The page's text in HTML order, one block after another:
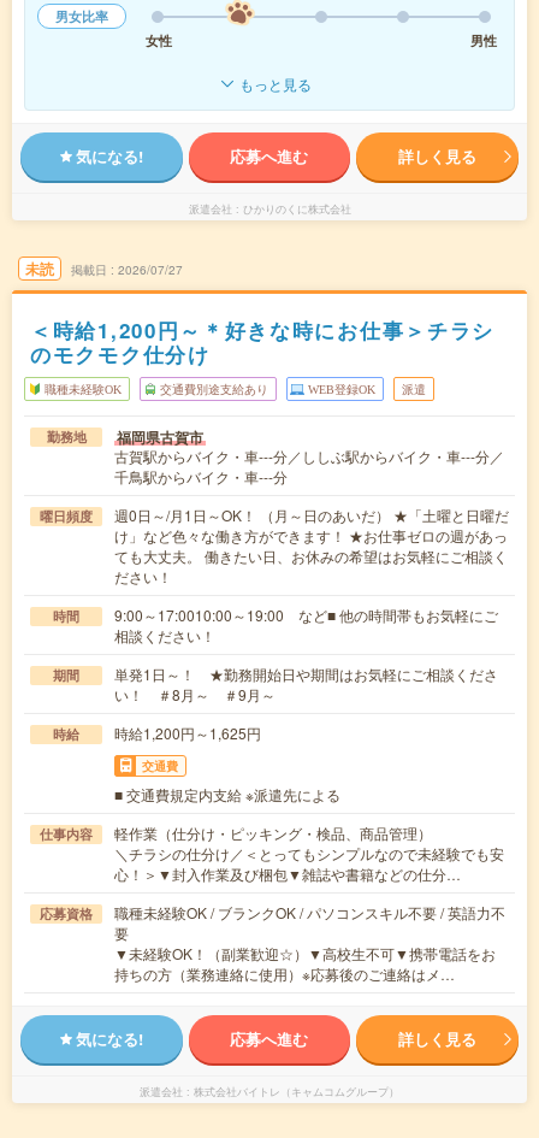
男女比率
女性
男性
もっと見る
気になる! 応募へ進む 詳しく見る
派遣会社 ひかりのくに株式会社
未読 掲載日 2026/07/27
＜時給1,200円～＊好きな時にお仕事＞チラシ
のモクモク仕分け
職種未経験OK 交通費別途支給あり WEB登録OK 派遣
勤務地 福岡県古賀市
古賀駅からバイク・車---分／ししぶ駅からバイク・車---分／
千鳥駅からバイク・車---分
曜日頻度
週0日～/月1日～OK！ （月～日のあいだ） ★「土曜と日曜だ
け」など色々な働き方ができます！ ★お仕事ゼロの週があっ
ても大丈夫。 働きたい日、お休みの希望はお気軽にご相談く
ださい！
時間
9:00～17:0010:00～19:00 など■ 他の時間帯もお気軽にご
相談ください！
期間
単発1日～！ ★勤務開始日や期間はお気軽にご相談くださ
い！ ＃8月～ ＃9月～
時給 時給1,200円～1,625円
交通費
■ 交通費規定内支給 ※派遣先による
仕事内容
軽作業（仕分け・ピッキング・検品、商品管理）
＼チラシの仕分け／＜とってもシンプルなので未経験でも安
心！＞▼封入作業及び梱包▼雑誌や書籍などの仕分…
応募資格
職種未経験OK / ブランクOK / パソコンスキル不要 / 英語力不
要
▼未経験OK！（副業歓迎☆）▼高校生不可▼携帯電話をお
持ちの方（業務連絡に使用）※応募後のご連絡はメ…
気になる! 応募へ進む 詳しく見る
派遣会社 株式会社バイトレ（キャムコムグループ）